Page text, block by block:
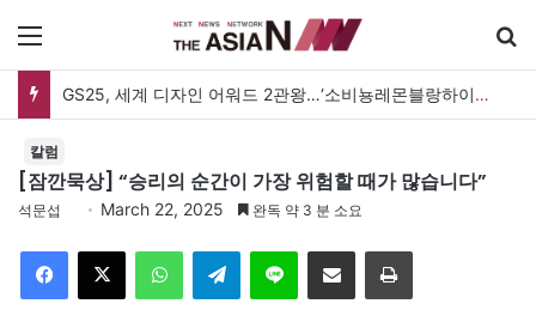
메뉴
GS25, 세계 디자인 어워드 2관왕…‘소비뇽레몬블랑하이볼’ 디자인 경쟁력 인정
칼럼
[잠깐묵상] “승리의 순간이 가장 위험할 때가 많습니다”
석문섭 March 22, 2025 완독 약 3 분 소요
Facebook
X WhatsAppTelegramLine 이메일 인쇄